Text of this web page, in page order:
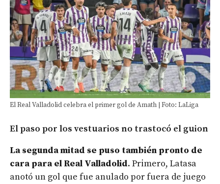
El Real Valladolid celebra el primer gol de Amath | Foto: LaLiga
El paso por los vestuarios no trastocó el guion
La segunda mitad se puso también pronto de
cara para el Real Valladolid. Primero, Latasa
anotó un gol que fue anulado por fuera de juego